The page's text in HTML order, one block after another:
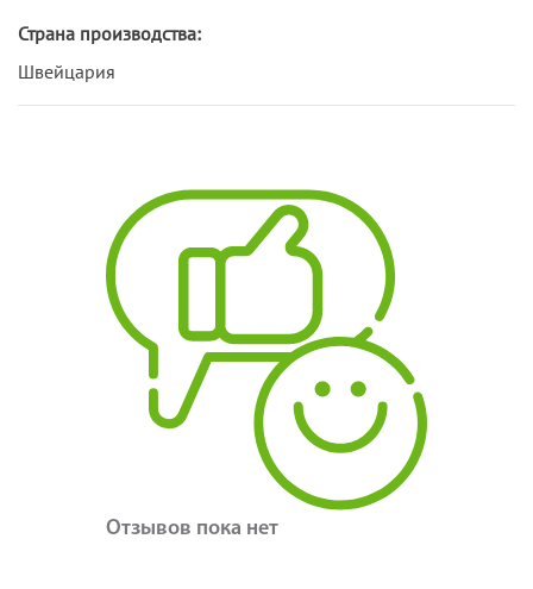
Страна производства:
Швейцария
Отзывов пока нет